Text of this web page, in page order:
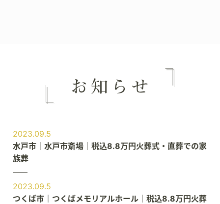
2023.09.5
水戸市｜水戸市斎場｜税込8.8万円火葬式・直葬での家
族葬
2023.09.5
つくば市｜つくばメモリアルホール｜税込8.8万円火葬